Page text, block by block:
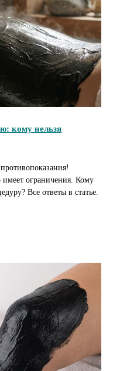
кому нельзя
имеет ограничения. Кому
Все ответы в статье.